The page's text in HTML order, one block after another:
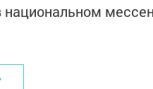
национальном